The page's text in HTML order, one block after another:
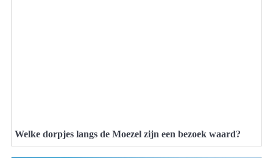
Welke dorpjes langs de Moezel zijn een bezoek waard?